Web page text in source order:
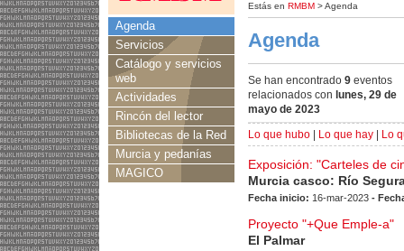
Estás en RMBM > Agenda
Agenda
Servicios
Catálogo y servicios
web
Actividades
Rincón del lector
Bibliotecas de la Red
Murcia y pedanías
MAGICO
Agenda
Se han encontrado 9 eventos
relacionados con lunes, 29 de
mayo de 2023
Lo que hubo
Lo que hay Lo
Exposición: "Carteles de
Murcia casco: Río
Fecha inicio: 16-mar-2023 -
Proyecto "+Que Emple-a"
El Palmar